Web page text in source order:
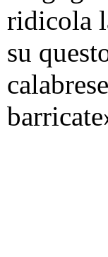
ridicola
su